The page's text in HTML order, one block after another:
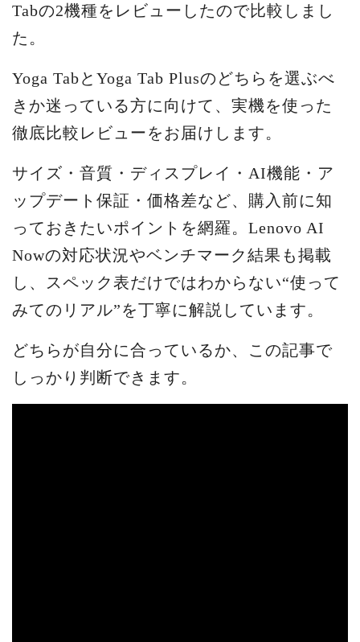
Tabの2機種をレビューしたので比較しまし
た。
Yoga TabとYoga Tab Plusのどちらを選ぶべ
きか迷っている方に向けて、実機を使った
徹底比較レビューをお届けします。
サイズ・音質・ディスプレイ・AI機能・ア
ップデート保証・価格差など、購入前に知
っておきたいポイントを網羅。Lenovo AI
Nowの対応状況やベンチマーク結果も掲載
し、スペック表だけではわからない“使って
みてのリアル”を丁寧に解説しています。
どちらが自分に合っているか、この記事で
しっかり判断できます。